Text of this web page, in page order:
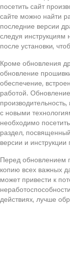
посетить сайт
сайте можно найти
последние версии
следуя инструкциям
после установки,
Кроме обновления
обновление
обеспечение,
работой.
с новыми
необходимо
раздел,
версии и инструкции
Перед обновлением
копию всех важных
может привести к
действиях, лучше